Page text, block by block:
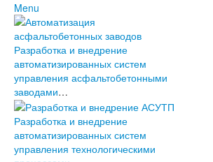
Menu
О компании
История проекта L-Express
Наши контакты
2023
2022
2021
2020
2019
2018
2017
Разработка и внедрение
автоматизированных систем
управления асфальтобетонными
заводами…
Разработка и внедрение
автоматизированных систем
управления технологическими